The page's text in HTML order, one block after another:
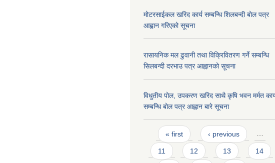
मोटरसाईकल खरिद कार्य सम्बन्धि शिलबन्दी बोल पत्र
आह्वान गरिएको सूचना
रासायनिक मल ढुवानी तथा विक्रिवितरण गर्ने सम्बन्धि
सिलबन्दी दरभाउ पत्र आह्वानको सूचना
विधुतीय पोल, उपकरण खरिद साथै कृषि भवन मर्मत
सम्बन्धि बोल पत्र आह्वान बारे सूचना
Pages
« first ‹ previous …
11 12 13 14